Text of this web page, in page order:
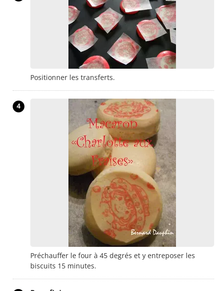
Positionner les transferts.
4
Préchauffer le four à 45 degrés et y entreposer les
biscuits 15 minutes.